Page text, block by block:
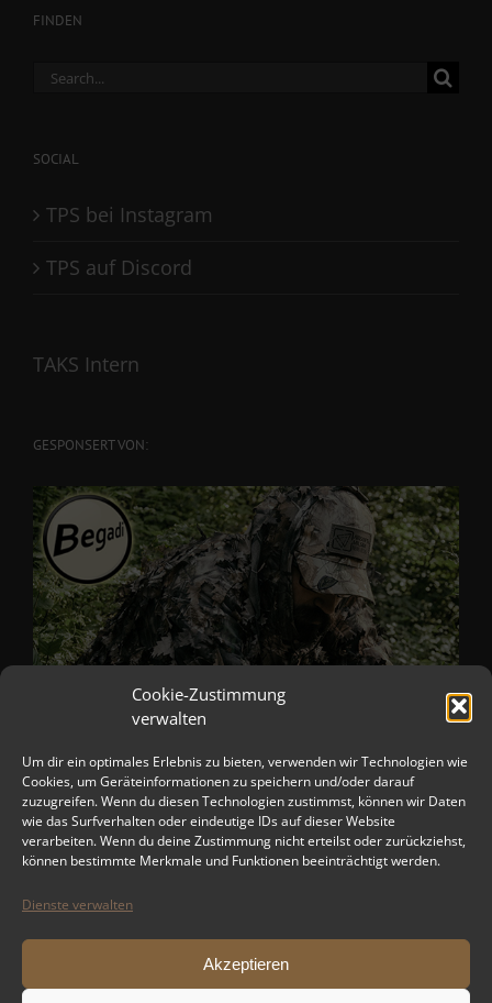
Cookie-Zustimmung
verwalten
Um dir ein optimales Erlebnis zu bieten, verwenden wir Technologien wie
Cookies, um Geräteinformationen zu speichern und/oder darauf
zuzugreifen. Wenn du diesen Technologien zustimmst, können wir Daten
wie das Surfverhalten oder eindeutige IDs auf dieser Website
verarbeiten. Wenn du deine Zustimmung nicht erteilst oder zurückziehst,
können bestimmte Merkmale und Funktionen beeinträchtigt werden.
Dienste verwalten
Akzeptieren
FINDEN
Search
SOCIAL
TPS bei Instagram
TPS auf Discord
TAKS Intern
GESPONSERT VON: